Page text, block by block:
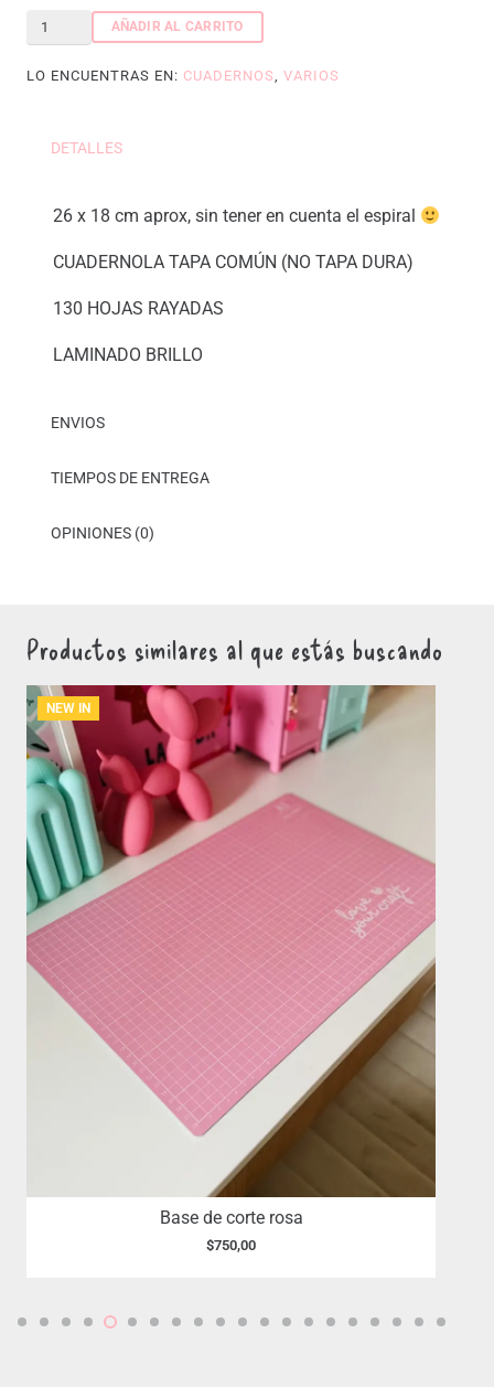
Cuadernola
Life
is
Sweet
AÑADIR AL CARRITO
LO ENCUENTRAS EN: CUADERNOS, VARIOS
DETALLES
26 x 18 cm aprox, sin tener en cuenta el espiral
CUADERNOLA TAPA COMÚN (NO TAPA DURA)
130 HOJAS RAYADAS
LAMINADO BRILLO
ENVIOS
TIEMPOS DE ENTREGA
OPINIONES (0)
Productos similares al que estás buscando
NEW IN
Base de corte rosa
$750,00